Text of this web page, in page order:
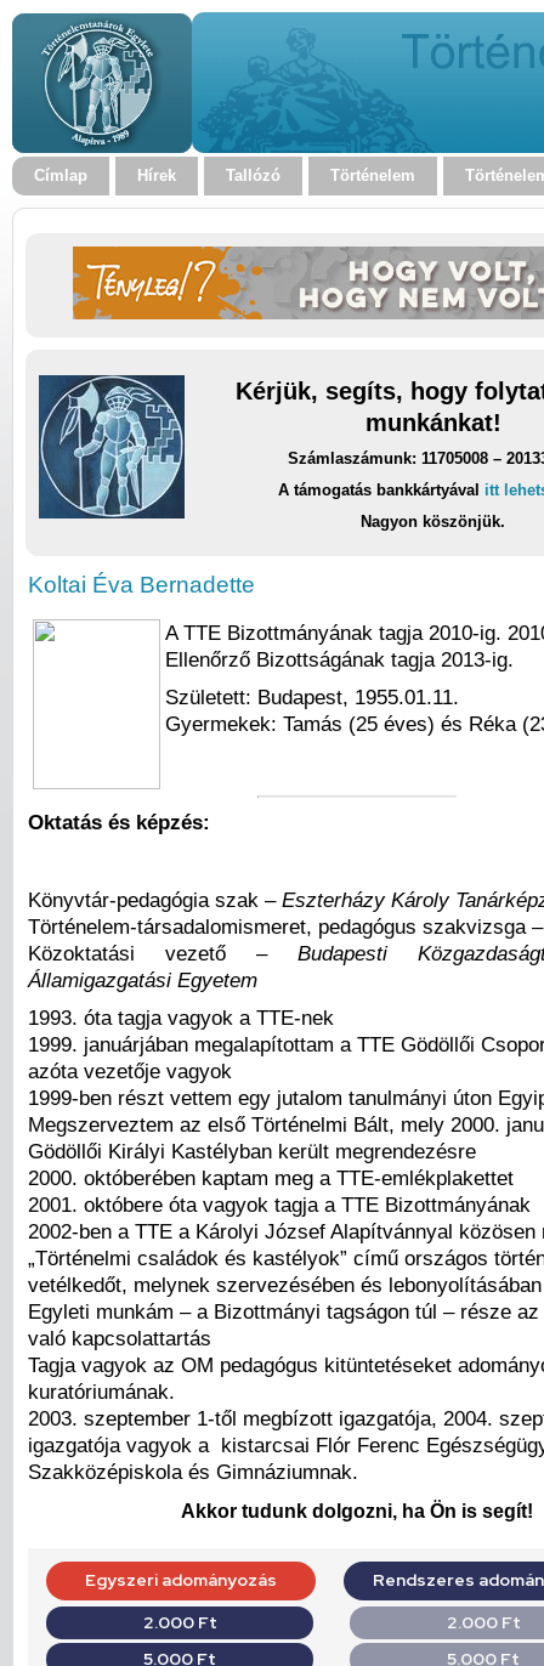
Címlap Hírek Tallózó Történelem
Kérjük, segíts, hogy
munkánkat!
Számlaszámunk: 11705008 –
A támogatás bankkártyával itt
Nagyon köszönjük.
Koltai Éva Bernadette
A TTE Bizottmányának tagja 2010-ig.
Ellenőrző Bizottságának tagja 2013-ig.
Született: Budapest, 1955.01.11.
Gyermekek: Tamás (25 éves) és Réka
Oktatás és képzés:
Könyvtár-pedagógia szak – Eszterházy Károly
Történelem-társadalomismeret, pedagógus szakvizsga
Közoktatási vezető – Budapesti
Államigazgatási Egyetem
1993. óta tagja vagyok a TTE-nek
1999. januárjában megalapítottam a TTE Gödöllői
azóta vezetője vagyok
1999-ben részt vettem egy jutalom tanulmányi úton
Megszerveztem az első Történelmi Bált, mely 2000.
Gödöllői Királyi Kastélyban került megrendezésre
2000. októberében kaptam meg a TTE-emlékplakettet
2001. októbere óta vagyok tagja a TTE Bizottmányának
2002-ben a TTE a Károlyi József Alapítvánnyal közösen
„Történelmi családok és kastélyok” című országos
vetélkedőt, melynek szervezésében és
Egyleti munkám – a Bizottmányi tagságon túl – része
való kapcsolattartás
Tagja vagyok az OM pedagógus kitüntetéseket
kuratóriumának.
2003. szeptember 1-től megbízott igazgatója, 2004.
igazgatója vagyok a kistarcsai Flór Ferenc
Szakközépiskola és Gimnáziumnak.
Akkor tudunk dolgozni, ha Ön is segít!